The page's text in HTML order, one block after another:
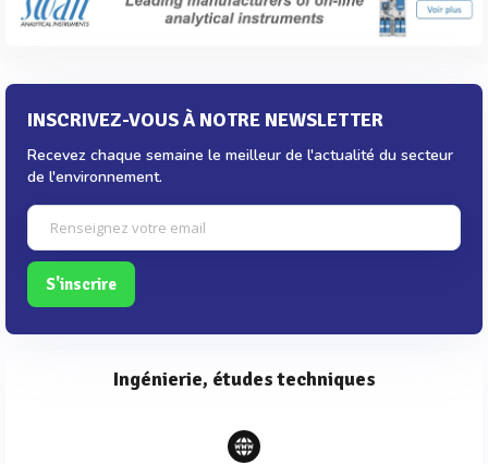
INSCRIVEZ-VOUS À NOTRE NEWSLETTER
Recevez chaque semaine le meilleur de l'actualité du secteur
de l'environnement.
S'inscrire
Ingénierie, études techniques